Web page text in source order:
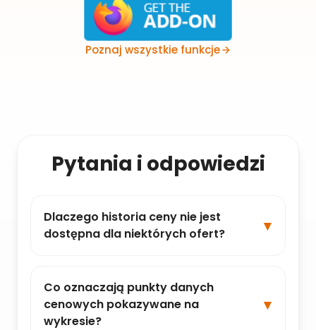
Poznaj wszystkie funkcje
Pytania i odpowiedzi
Dlaczego historia ceny nie jest
dostępna dla niektórych ofert?
Co oznaczają punkty danych
cenowych pokazywane na
wykresie?